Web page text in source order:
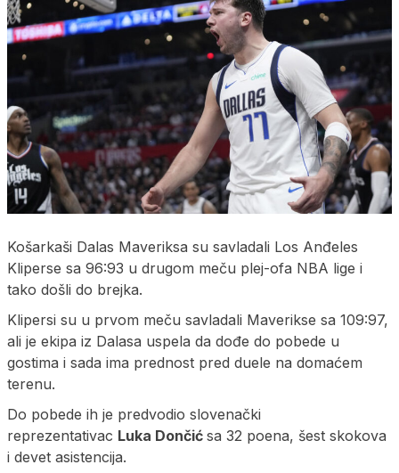
Košarkaši Dalas Maveriksa su savladali Los Anđeles
Kliperse sa 96:93 u drugom meču plej-ofa NBA lige i
tako došli do brejka.
Klipersi su u prvom meču savladali Maverikse sa 109:97,
ali je ekipa iz Dalasa uspela da dođe do pobede u
gostima i sada ima prednost pred duele na domaćem
terenu.
Do pobede ih je predvodio slovenački
reprezentativac Luka Dončić sa 32 poena, šest skokova
i devet asistencija.